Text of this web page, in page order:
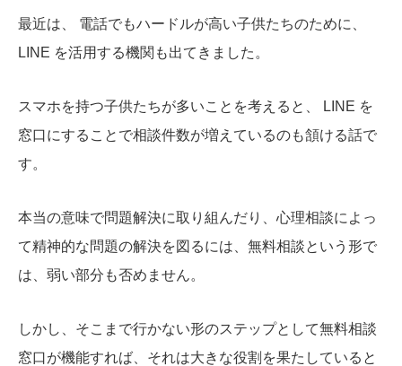
最近は、 電話でもハードルが高い子供たちのために、
LINE を活用する機関も出てきました。
スマホを持つ子供たちが多いことを考えると、 LINE を
窓口にすることで相談件数が増えているのも頷ける話で
す。
本当の意味で問題解決に取り組んだり、心理相談によっ
て精神的な問題の解決を図るには、無料相談という形で
は、弱い部分も否めません。
しかし、そこまで行かない形のステップとして無料相談
窓口が機能すれば、それは大きな役割を果たしていると